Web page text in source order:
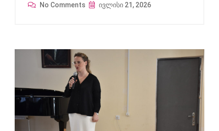
No Comments ივლისი 21, 2026